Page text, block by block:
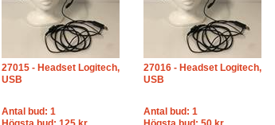
27015 - Headset Logitech,
USB
Antal bud: 1
27016 - Headset Logitech,
USB
Antal bud: 1